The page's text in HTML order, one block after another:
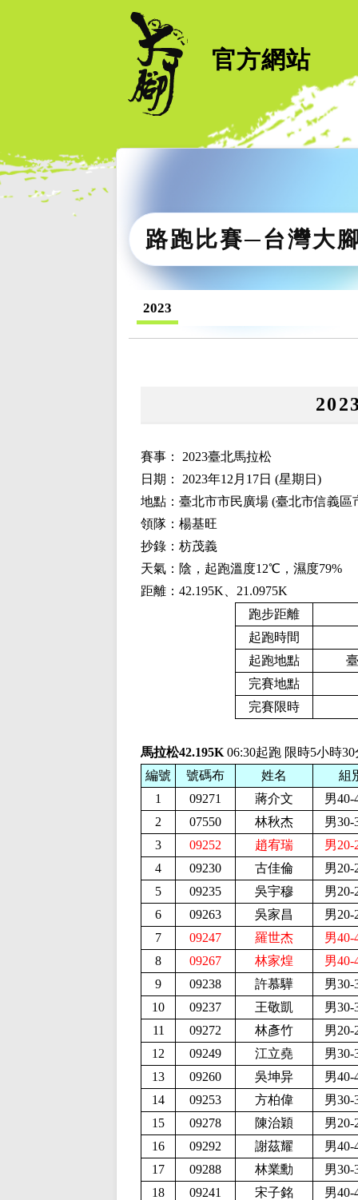
官方網站
路跑比賽─台灣大
2023
賽事： 2023臺北馬拉松
日期： 2023年12月17日 (星期日)
地點：臺北市市民廣場 (臺北市信義區
領隊：楊基旺
抄錄：枋茂義
天氣：陰，起跑溫度12℃，濕度79%
距離：42.195K、21.0975K
跑步距離
起跑時間
起跑地點
完賽地點
完賽限時
馬拉松42.195K 06:30起跑 限時5小時
編號
號碼布 姓名
組
1
09271 蔣介文
男40-
2
07550 林秋杰
男30-
3
09252 趙宥瑞
男20-
4
09230 古佳倫
男20-
5
09235 吳宇穆
男20-
6
09263 吳家昌
男20-
7
09247 羅世杰
男40-
8
09267 林家煌
男40-
9
09238 許慕驊
男30-
10
09237 王敬凱
男30-
11
09272 林彥竹
男20-
12
09249 江立堯
男30-
13
09260 吳坤异
男40-
14
09253 方柏偉
男30-
15
09278 陳治穎
男20-
16
09292 謝茲耀
男40-
17
09288 林業勳
男30-
18
09241 宋子銘
男40-